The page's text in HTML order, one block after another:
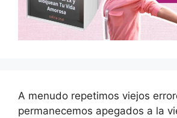
A menudo repetimos viejos
permanecemos apegados a la